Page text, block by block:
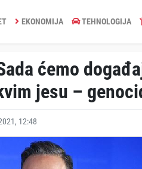
EKONOMIJA TEHNOLOGIJA
ćemo
jesu –
12:48